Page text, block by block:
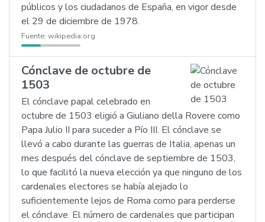
públicos y los ciudadanos de España, en vigor desde
el 29 de diciembre de 1978.
Fuente: wikipedia.org
Cónclave de octubre de
1503
El cónclave papal celebrado en
octubre de 1503 eligió a Giuliano della Rovere como
Papa Julio II para suceder a Pío III. El cónclave se
llevó a cabo durante las guerras de Italia, apenas un
mes después del cónclave de septiembre de 1503,
lo que facilitó la nueva elección ya que ninguno de los
cardenales electores se había alejado lo
suficientemente lejos de Roma como para perderse
el cónclave. El número de cardenales que participan